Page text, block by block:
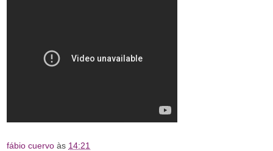
fábio cuervo às 14:21